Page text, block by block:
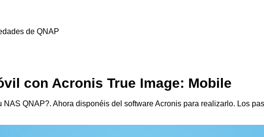
de QNAP
con Acronis True Image: Mobile
QNAP?. Ahora disponéis del software Acronis para realizarlo. Los